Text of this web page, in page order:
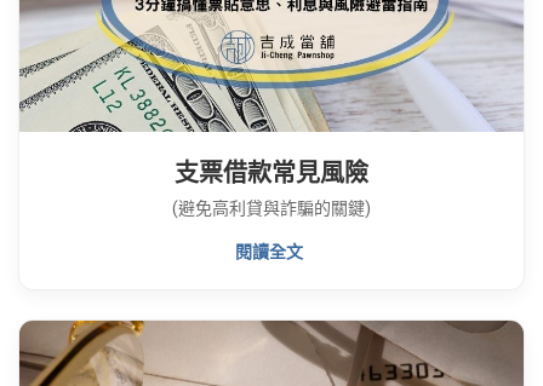
支票借款常見風險
(避免高利貸與詐騙的關鍵)
閱讀全文